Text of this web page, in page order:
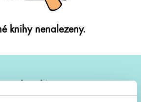
knihy nenalezeny.